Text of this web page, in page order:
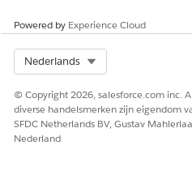
HEEFT DIT ARTIKEL UW
Laat ons weten wat we
Ja
Powered by Experience Cloud
Nederlands
© Copyright 2026, salesforce.com inc.
diverse handelsmerken zijn eigendom
SFDC Netherlands BV, Gustav
Nederland